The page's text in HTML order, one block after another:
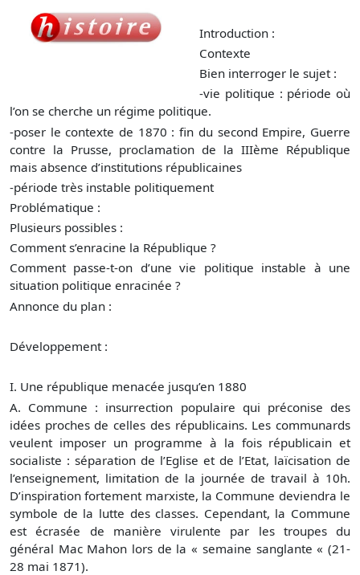
Introduction :
Contexte
Bien interroger le sujet :
-vie politique : période où
l’on se cherche un régime politique.
-poser le contexte de 1870 : fin du second Empire, Guerre
contre la Prusse, proclamation de la IIIème République
mais absence d’institutions républicaines
-période très instable politiquement
Problématique :
Plusieurs possibles :
Comment s’enracine la République ?
Comment passe-t-on d’une vie politique instable à une
situation politique enracinée ?
Annonce du plan :
Développement :
I. Une république menacée jusqu’en 1880
A. Commune : insurrection populaire qui préconise des
idées proches de celles des républicains. Les communards
veulent imposer un programme à la fois républicain et
socialiste : séparation de l’Eglise et de l’Etat, laïcisation de
l’enseignement, limitation de la journée de travail à 10h.
D’inspiration fortement marxiste, la Commune deviendra le
symbole de la lutte des classes. Cependant, la Commune
est écrasée de manière virulente par les troupes du
général Mac Mahon lors de la « semaine sanglante « (21-
28 mai 1871).